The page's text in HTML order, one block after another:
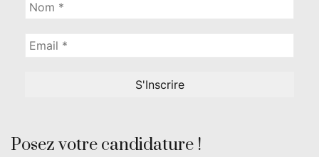
Posez votre candidature !